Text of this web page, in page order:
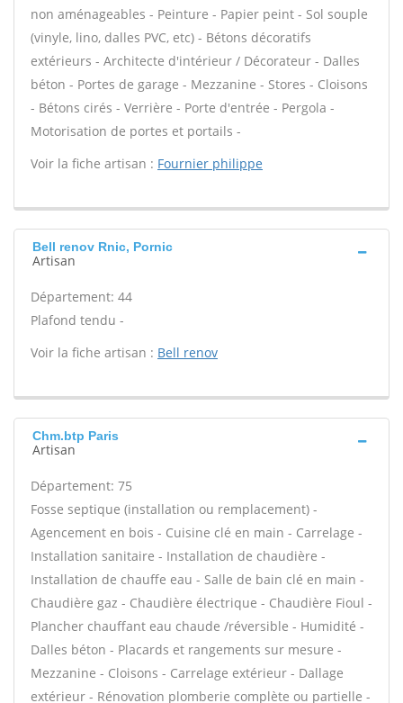
non aménageables - Peinture - Papier peint - Sol souple
(vinyle, lino, dalles PVC, etc) - Bétons décoratifs
extérieurs - Architecte d'intérieur / Décorateur - Dalles
béton - Portes de garage - Mezzanine - Stores - Cloisons
- Bétons cirés - Verrière - Porte d'entrée - Pergola -
Motorisation de portes et portails -
Voir la fiche artisan : Fournier philippe
Bell renov Rnic, Pornic
Artisan
Département: 44
Plafond tendu -
Voir la fiche artisan : Bell renov
Chm.btp Paris
Artisan
Département: 75
Fosse septique (installation ou remplacement) -
Agencement en bois - Cuisine clé en main - Carrelage -
Installation sanitaire - Installation de chaudière -
Installation de chauffe eau - Salle de bain clé en main -
Chaudière gaz - Chaudière électrique - Chaudière Fioul -
Plancher chauffant eau chaude /réversible - Humidité -
Dalles béton - Placards et rangements sur mesure -
Mezzanine - Cloisons - Carrelage extérieur - Dallage
extérieur - Rénovation plomberie complète ou partielle -